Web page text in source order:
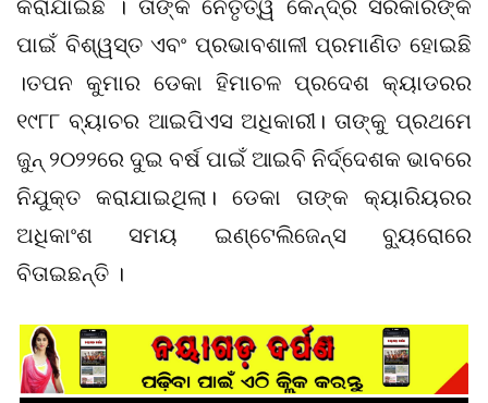
କରାଯାଇଛି । ତାଙ୍କ ନେତୃତ୍ୱ କେନ୍ଦ୍ର ସରକାରଙ୍କ
ପାଇଁ ବିଶ୍ୱସ୍ତ ଏବଂ ପ୍ରଭାବଶାଳୀ ପ୍ରମାଣିତ ହୋଇଛି
।ତପନ କୁମାର ଡେକା ହିମାଚଳ ପ୍ରଦେଶ କ୍ୟାଡରର
୧୯୮୮ ବ୍ୟାଚର ଆଇପିଏସ ଅଧିକାରୀ। ତାଙ୍କୁ ପ୍ରଥମେ
ଜୁନ୍ ୨୦୨୨ରେ ଦୁଇ ବର୍ଷ ପାଇଁ ଆଇବି ନିର୍ଦ୍ଦେଶକ ଭାବରେ
ନିଯୁକ୍ତ କରାଯାଇଥିଲା। ଡେକା ତାଙ୍କ କ୍ୟାରିୟରର
ଅଧିକାଂଶ ସମୟ ଇଣ୍ଟେଲିଜେନ୍ସ ବ୍ୟୁରୋରେ
ବିତାଇଛନ୍ତି ।